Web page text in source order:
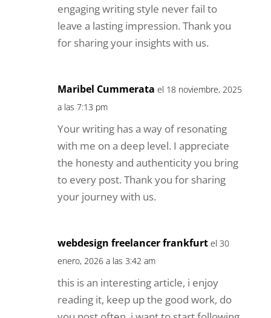
engaging writing style never fail to
leave a lasting impression. Thank you
for sharing your insights with us.
Maribel Cummerata el 18 noviembre, 2025
a las 7:13 pm
Your writing has a way of resonating
with me on a deep level. I appreciate
the honesty and authenticity you bring
to every post. Thank you for sharing
your journey with us.
webdesign freelancer frankfurt el 30
enero, 2026 a las 3:42 am
this is an interesting article, i enjoy
reading it, keep up the good work, do